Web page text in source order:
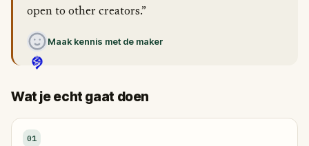
open to other creators.”
Maak kennis met de maker
Wat je echt gaat doen
01